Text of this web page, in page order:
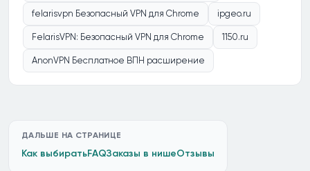
felarisvpn Безопасный VPN для Chrome ipgeo.ru
FelarisVPN: Безопасный VPN для Chrome 1150.ru
AnonVPN Бесплатное ВПН расширение
ДАЛЬШЕ НА СТРАНИЦЕ
Как выбиратьFAQЗаказы в нишеОтзывы